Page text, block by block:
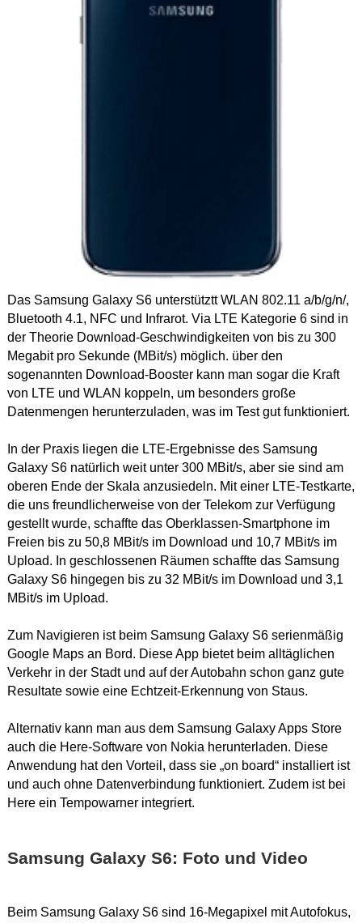
Das Samsung Galaxy S6 unterstütztt WLAN 802.11 a/b/g/n/,
Bluetooth 4.1, NFC und Infrarot. Via LTE Kategorie 6 sind in
der Theorie Download-Geschwindigkeiten von bis zu 300
Megabit pro Sekunde (MBit/s) möglich. über den
sogenannten Download-Booster kann man sogar die Kraft
von LTE und WLAN koppeln, um besonders große
Datenmengen herunterzuladen, was im Test gut funktioniert.
In der Praxis liegen die LTE-Ergebnisse des Samsung
Galaxy S6 natürlich weit unter 300 MBit/s, aber sie sind am
oberen Ende der Skala anzusiedeln. Mit einer LTE-Testkarte,
die uns freundlicherweise von der Telekom zur Verfügung
gestellt wurde, schaffte das Oberklassen-Smartphone im
Freien bis zu 50,8 MBit/s im Download und 10,7 MBit/s im
Upload. In geschlossenen Räumen schaffte das Samsung
Galaxy S6 hingegen bis zu 32 MBit/s im Download und 3,1
MBit/s im Upload.
Zum Navigieren ist beim Samsung Galaxy S6 serienmäßig
Google Maps an Bord. Diese App bietet beim alltäglichen
Verkehr in der Stadt und auf der Autobahn schon ganz gute
Resultate sowie eine Echtzeit-Erkennung von Staus.
Alternativ kann man aus dem Samsung Galaxy Apps Store
auch die Here-Software von Nokia herunterladen. Diese
Anwendung hat den Vorteil, dass sie „on board“ installiert ist
und auch ohne Datenverbindung funktioniert. Zudem ist bei
Here ein Tempowarner integriert.
Samsung Galaxy S6: Foto und Video
Beim Samsung Galaxy S6 sind 16-Megapixel mit Autofokus,